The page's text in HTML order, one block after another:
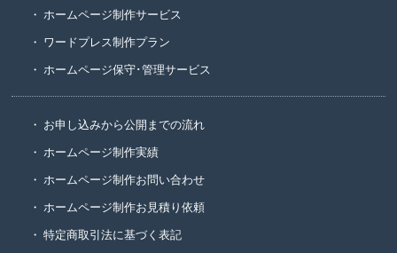
ホームページ制作サービス
ワードプレス制作プラン
ホームページ保守･管理サービス
お申し込みから公開までの流れ
ホームページ制作実績
ホームページ制作お問い合わせ
ホームページ制作お見積り依頼
特定商取引法に基づく表記